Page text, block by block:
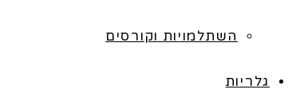
השתלמויות וקורסים
גלריות